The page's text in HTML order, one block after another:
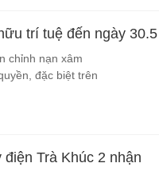
trí tuệ đến ngày 30.5
chỉnh nạn xâm
đặc biệt trên
Trà Khúc 2 nhận